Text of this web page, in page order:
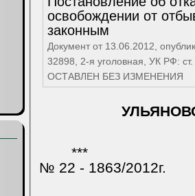
освобождении от
законным
Документ от 13.06.2012,
32898, 2-я уголовная, УК РФ:
ОСТАВЛЕН БЕЗ ИЗМЕНЕНИЯ
***
№ 22 - 1863/2012г.